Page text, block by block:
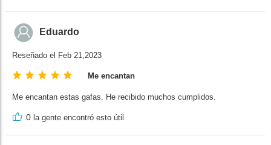
Eduardo
Reseñado el Feb 21,2023
Me encantan
Me encantan estas gafas. He recibido muchos cumplidos.
0 la gente encontró esto útil